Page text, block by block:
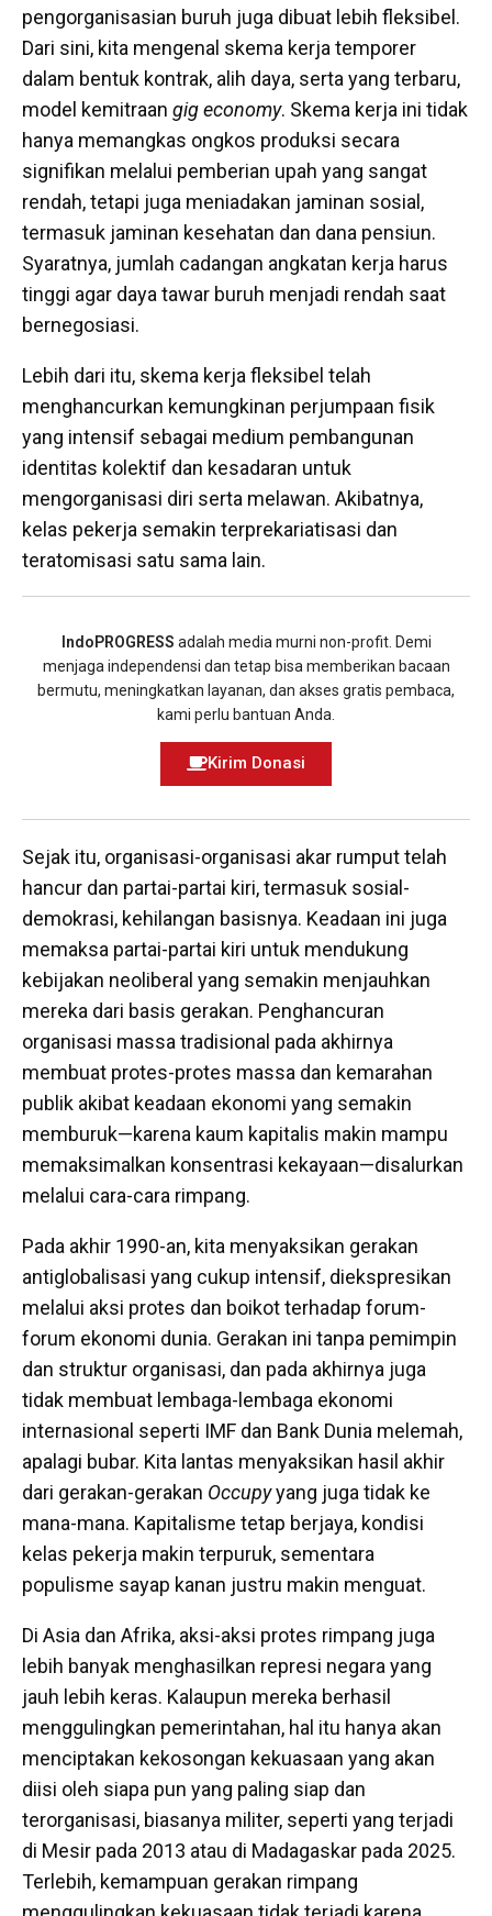
pengorganisasian buruh juga dibuat lebih fleksibel.
Dari sini, kita mengenal skema kerja temporer
dalam bentuk kontrak, alih daya, serta yang terbaru,
model kemitraan gig economy. Skema kerja ini tidak
hanya memangkas ongkos produksi secara
signifikan melalui pemberian upah yang sangat
rendah, tetapi juga meniadakan jaminan sosial,
termasuk jaminan kesehatan dan dana pensiun.
Syaratnya, jumlah cadangan angkatan kerja harus
tinggi agar daya tawar buruh menjadi rendah saat
bernegosiasi.
Lebih dari itu, skema kerja fleksibel telah
menghancurkan kemungkinan perjumpaan fisik
yang intensif sebagai medium pembangunan
identitas kolektif dan kesadaran untuk
mengorganisasi diri serta melawan. Akibatnya,
kelas pekerja semakin terprekariatisasi dan
teratomisasi satu sama lain.
IndoPROGRESS adalah media murni non-profit. Demi
menjaga independensi dan tetap bisa memberikan bacaan
bermutu, meningkatkan layanan, dan akses gratis pembaca,
kami perlu bantuan Anda.
Kirim Donasi
Sejak itu, organisasi-organisasi akar rumput telah
hancur dan partai-partai kiri, termasuk sosial-
demokrasi, kehilangan basisnya. Keadaan ini juga
memaksa partai-partai kiri untuk mendukung
kebijakan neoliberal yang semakin menjauhkan
mereka dari basis gerakan. Penghancuran
organisasi massa tradisional pada akhirnya
membuat protes-protes massa dan kemarahan
publik akibat keadaan ekonomi yang semakin
memburuk—karena kaum kapitalis makin mampu
memaksimalkan konsentrasi kekayaan—disalurkan
melalui cara-cara rimpang.
Pada akhir 1990-an, kita menyaksikan gerakan
antiglobalisasi yang cukup intensif, diekspresikan
melalui aksi protes dan boikot terhadap forum-
forum ekonomi dunia. Gerakan ini tanpa pemimpin
dan struktur organisasi, dan pada akhirnya juga
tidak membuat lembaga-lembaga ekonomi
internasional seperti IMF dan Bank Dunia melemah,
apalagi bubar. Kita lantas menyaksikan hasil akhir
dari gerakan-gerakan Occupyyang juga tidak ke
mana-mana. Kapitalisme tetap berjaya, kondisi
kelas pekerja makin terpuruk, sementara
populisme sayap kanan justru makin menguat.
Di Asia dan Afrika, aksi-aksi protes rimpang juga
lebih banyak menghasilkan represi negara yang
jauh lebih keras. Kalaupun mereka berhasil
menggulingkan pemerintahan, hal itu hanya akan
menciptakan kekosongan kekuasaan yang akan
diisi oleh siapa pun yang paling siap dan
terorganisasi, biasanya militer, seperti yang terjadi
di Mesir pada 2013 atau di Madagaskar pada 2025.
Terlebih, kemampuan gerakan rimpang